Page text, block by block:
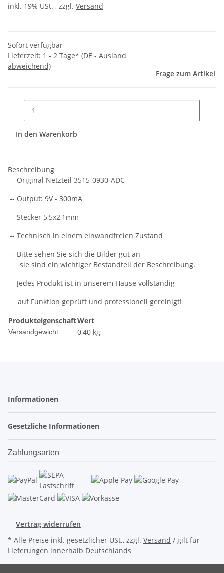
inkl. 19% USt. , zzgl. Versand
Sofort verfügbar
Lieferzeit: 1 - 2 Tage* (DE - Ausland
abweichend)
Frage zum Artikel
In den Warenkorb
Beschreibung
-- Original Netzteil 3515-0930-ADC
-- Output: 9V - 300mA
-- Stecker 5,5x2,1mm
-- Technisch in einem einwandfreien Zustand
-- Bitte sehen Sie sich die Bilder gut an
sie sind ein wichtiger Bestandteil der Beschreibung.
-- Jedes Produkt ist in unserem Hause vollständig-
auf Funktion geprüft und professionell gereinigt!
ProdukteigenschaftWert
Versandgewicht: 0,40 kg
Informationen
Gesetzliche Informationen
Zahlungsarten
Vertrag widerrufen
* Alle Preise inkl. gesetzlicher USt., zzgl. Versand / gilt für
Lieferungen innerhalb Deutschlands